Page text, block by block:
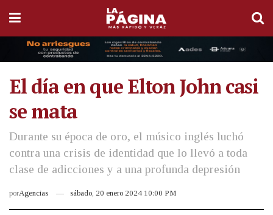
El día en que Elton John casi
se mata
Durante su época de oro, el músico inglés luchó
contra una crisis de identidad que lo llevó a toda
clase de adicciones y a una profunda depresión
porAgencias sábado, 20 enero 2024 10:00 PM